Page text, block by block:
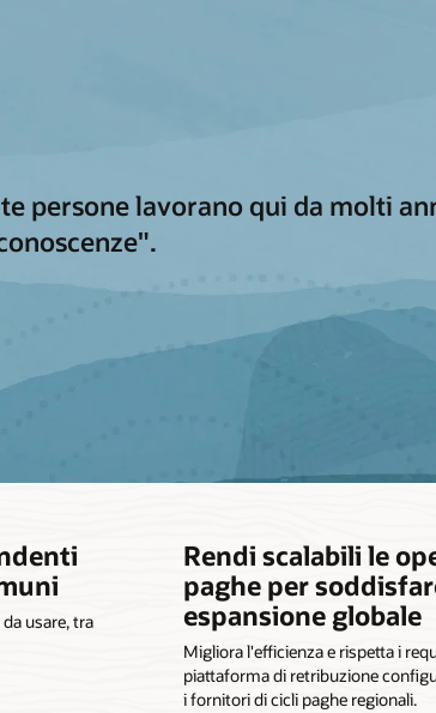
persone lavorano qui da molti
usare, tra
Rendi scalabili le
paghe per
espansione globale
Migliora l'efficienza e rispetta i
piattaforma di retribuzione
i fornitori di cicli paghe regionali.